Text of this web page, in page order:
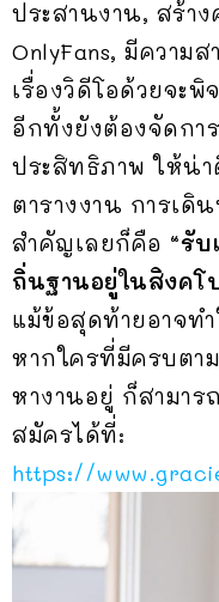
ประสานงาน, สร้า
OnlyFans, มีความ
เรื่องวิดีโอด้วยจะ
อีกทั้งยังต้องจัดกา
ประสิทธิภาพ ให้น่
ตารางงาน การเดิ
สำคัญเลยก็คือ “รั
ถิ่นฐานอยู่ในสิงคโ
แม้ข้อสุดท้ายอาจท
หากใครที่มีครบตา
หางานอยู่ ก็สามาร
สมัครได้ที่:
https://